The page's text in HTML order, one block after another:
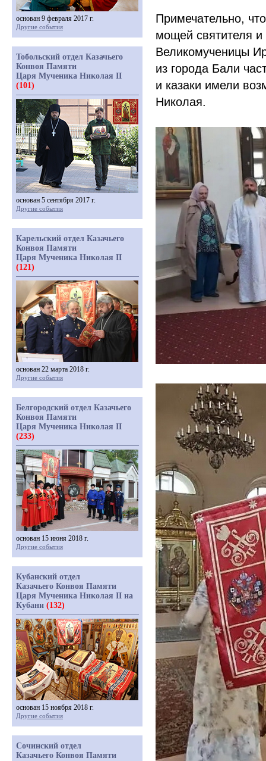
Примечательно,
мощей святителя
Великомученицы
из города Бали
и казаки имели
Николая.
основан 9 февраля 2017 г.
Другие события
Тобольский отдел Казачьего
Конвоя Памяти
Царя Мученика Николая II
(101)
основан 5 сентября 2017 г.
Другие события
Карельский отдел Казачьего
Конвоя Памяти
Царя Мученика Николая II
(121)
основан 22 марта 2018 г.
Другие события
Белгородский отдел Казачьего
Конвоя Памяти
Царя Мученика Николая II
(233)
основан 15 июня 2018 г.
Другие события
Кубанский отдел
Казачьего Конвоя Памяти
Царя Мученика Николая II на
Кубани (132)
основан 15 ноября 2018 г.
Другие события
Сочинский отдел
Казачьего Конвоя Памяти